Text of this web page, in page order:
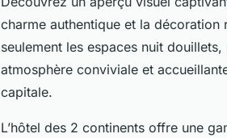
charme authentique et la
seulement les espaces nuit
atmosphère conviviale et
capitale.
L’hôtel des 2 continents offre une